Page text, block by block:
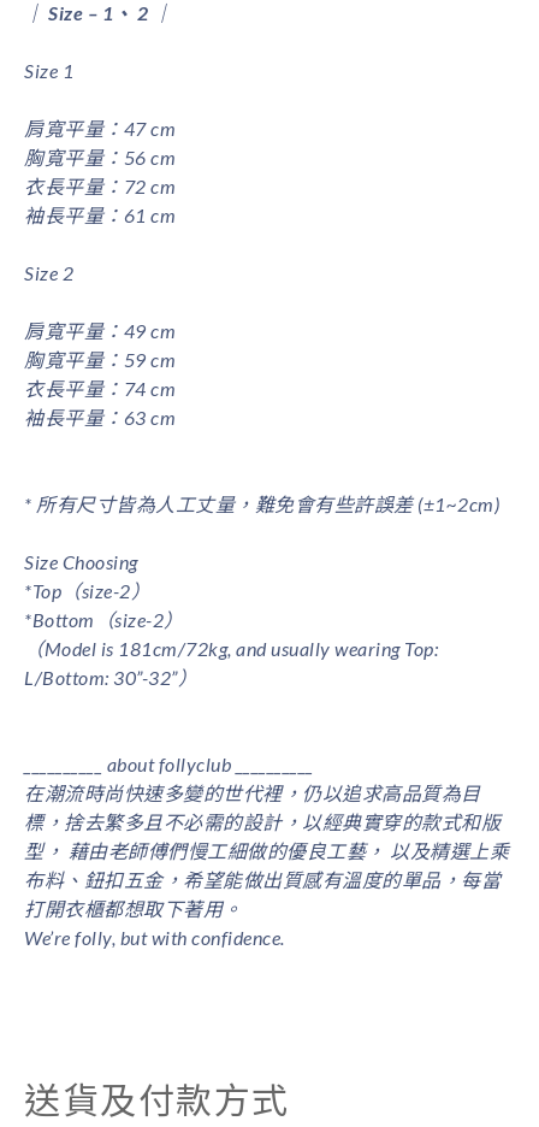
｜ Size – 1、 2 ｜
Size 1
肩寬平量：47 cm
胸寬平量：56 cm
衣長平量：72 cm
袖長平量：61 cm
Size 2
肩寬平量：49 cm
胸寬平量：59 cm
衣長平量：74 cm
袖長平量：63 cm
* 所有尺寸皆為人工丈量，難免會有些許誤差 (±1~2cm)
Size Choosing
*Top（size-2）
*Bottom（size-2）
（Model is 181cm/72kg, and usually wearing Top:
L/Bottom: 30”-32”）
__________ about follyclub
在潮流時尚快速多變的世代裡，仍以追求高品質為目
標，捨去繁多且不必需的設計，以經典實穿的款式和版
型， 藉由老師傅們慢工細做的優良工藝， 以及精選上乘
布料、鈕扣五金，希望能做出質感有溫度的單品，每當
打開衣櫃都想取下著用。
We’re folly, but with confidence.
送貨及付款方式